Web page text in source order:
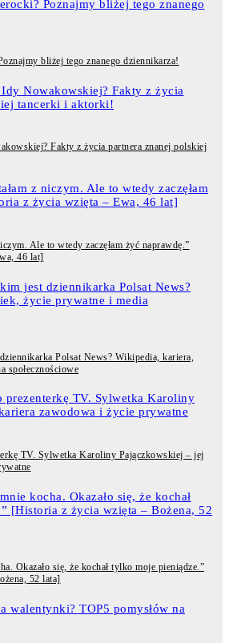
bliżej tego znanego dziennikarza!
Fakty z życia partnera znanej polskiej
Ale to wtedy zaczęłam żyć naprawdę.”
46 lat]
Polsat News? Wikipedia, kariera,
społecznościowe
TV. Sylwetka Karoliny Pajączkowskiej – jej
Okazało się, że kochał tylko moje pieniądze.”
52 lata]